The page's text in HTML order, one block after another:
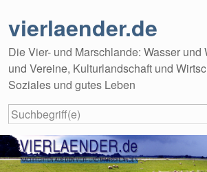
vierlaender.de
Die Vier- und Marschlande: Wasser und
und Vereine, Kulturlandschaft und
Soziales und gutes Leben